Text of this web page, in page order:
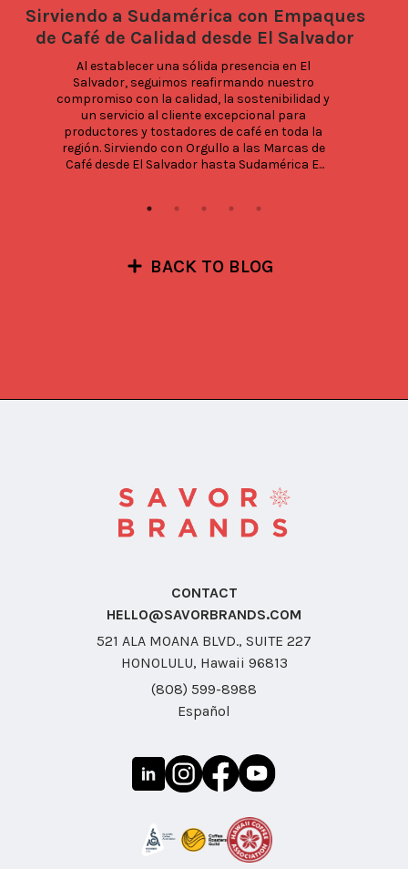
Sirviendo a Sudamérica con Empaques
de Café de Calidad desde El Salvador
Al establecer una sólida presencia en El
Salvador, seguimos reafirmando nuestro
compromiso con la calidad, la sostenibilidad y
un servicio al cliente excepcional para
productores y tostadores de café en toda la
región. Sirviendo con Orgullo a las Marcas de
Café desde El Salvador hasta Sudamérica E...
BACK TO BLOG
CONTACT
HELLO@SAVORBRANDS.COM
521 ALA MOANA BLVD., SUITE 227
HONOLULU, Hawaii 96813
(808) 599-8988
Español